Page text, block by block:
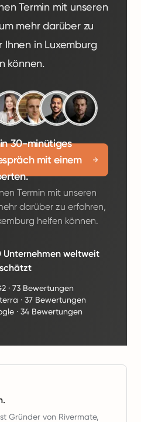
Termin mit unseren
mehr darüber zu
in Luxemburg
können.
30-minütiges
mit einem
Termin mit unseren
darüber zu erfahren,
helfen können.
Unternehmen weltweit
· 73 Bewertungen
· 37 Bewertungen
·34 Bewertungen
Gründer von Rivermate,